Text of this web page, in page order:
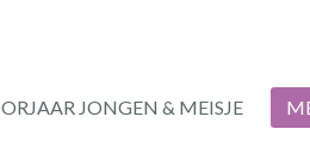
JONGEN & MEISJE